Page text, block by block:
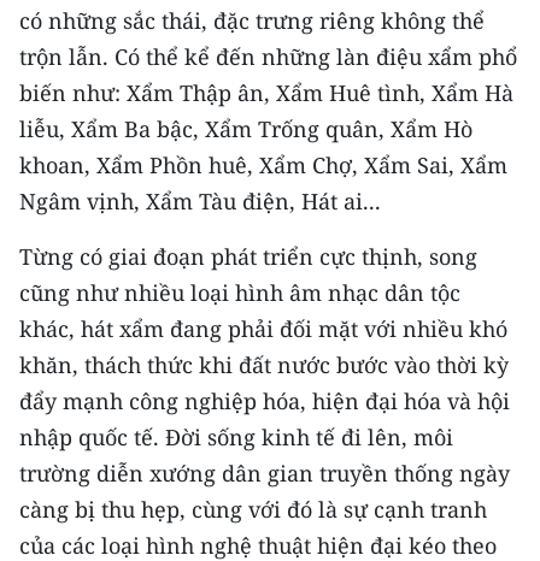
Media Khoa học - Công nghệ
Media Môi trường
Ảnh
Infographic
TIN MỚI
TIN ĐỊA PHƯƠNG
Trung du và miền núi phía Bắc
Đồng bằng sông Hồng
Bắc Trung Bộ
Duyên hải Nam Trung Bộ và Tây
có những sắc thái, đặc trưng riêng không thể
trộn lẫn. Có thể kể đến những làn điệu xẩm phổ
biến như: Xẩm Thập ân, Xẩm Huê tình, Xẩm Hà
liễu, Xẩm Ba bậc, Xẩm Trống quân, Xẩm Hò
khoan, Xẩm Phồn huê, Xẩm Chợ, Xẩm Sai, Xẩm
Ngâm vịnh, Xẩm Tàu điện, Hát ai...
Từng có giai đoạn phát triển cực thịnh, song
cũng như nhiều loại hình âm nhạc dân tộc
khác, hát xẩm đang phải đối mặt với nhiều khó
khăn, thách thức khi đất nước bước vào thời kỳ
đẩy mạnh công nghiệp hóa, hiện đại hóa và hội
nhập quốc tế. Ðời sống kinh tế đi lên, môi
trường diễn xướng dân gian truyền thống ngày
càng bị thu hẹp, cùng với đó là sự cạnh tranh
của các loại hình nghệ thuật hiện đại kéo theo